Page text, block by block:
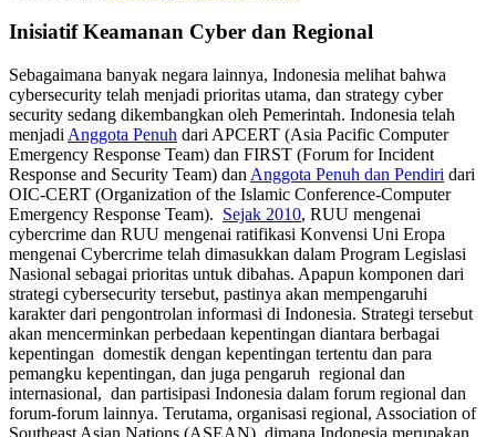
Inisiatif Keamanan Cyber dan Regional
Sebagaimana banyak negara lainnya, Indonesia melihat bahwa
cybersecurity telah menjadi prioritas utama, dan strategy cyber
security sedang dikembangkan oleh Pemerintah. Indonesia telah
menjadi Anggota Penuh dari APCERT (Asia Pacific Computer
Emergency Response Team) dan FIRST (Forum for Incident
Response and Security Team) dan Anggota Penuh dan Pendiri dari
OIC-CERT (Organization of the Islamic Conference-Computer
Emergency Response Team). Sejak 2010, RUU mengenai
cybercrime dan RUU mengenai ratifikasi Konvensi Uni Eropa
mengenai Cybercrime telah dimasukkan dalam Program Legislasi
Nasional sebagai prioritas untuk dibahas. Apapun komponen dari
strategi cybersecurity tersebut, pastinya akan mempengaruhi
karakter dari pengontrolan informasi di Indonesia. Strategi tersebut
akan mencerminkan perbedaan kepentingan diantara berbagai
kepentingan domestik dengan kepentingan tertentu dan para
pemangku kepentingan, dan juga pengaruh regional dan
internasional, dan partisipasi Indonesia dalam forum regional dan
forum-forum lainnya. Terutama, organisasi regional, Association of